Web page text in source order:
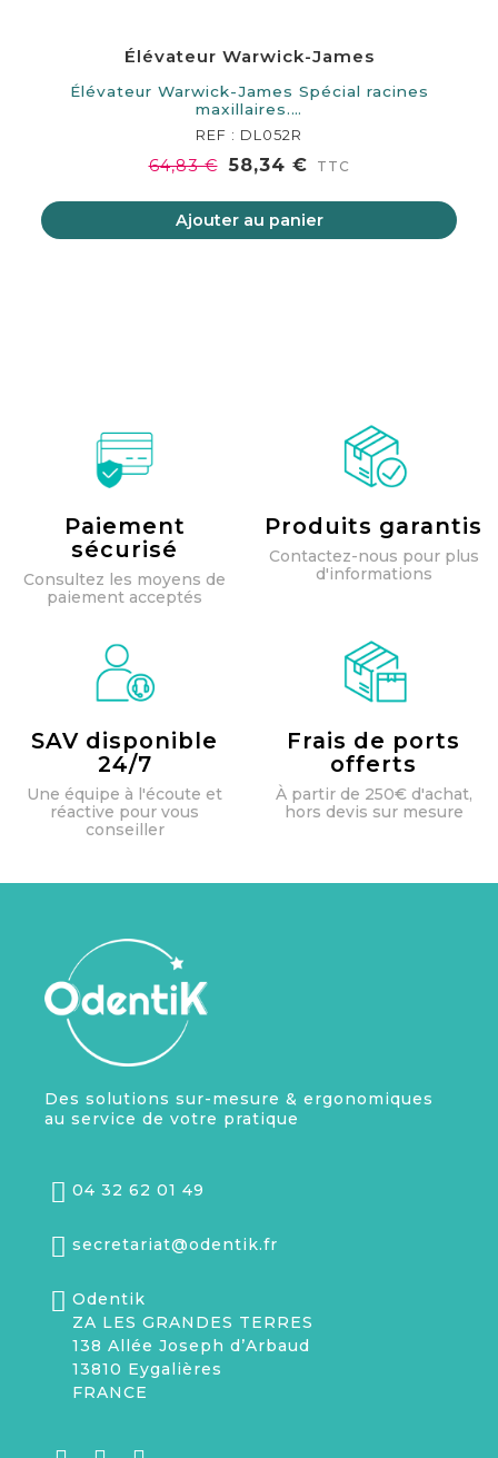
Élévateur Warwick-James
Élévateur Warwick-James Spécial racines
maxillaires.…
REF : DL052R
64,83 € 58,34 € TTC
Ajouter au panier
Paiement
sécurisé
Consultez les moyens de
paiement acceptés
Produits garantis
Contactez-nous pour plus
d'informations
SAV disponible
24/7
Une équipe à l'écoute et
réactive pour vous
conseiller
Frais de ports
offerts
À partir de 250€ d'achat,
hors devis sur mesure
Des solutions sur-mesure & ergonomiques
au service de votre pratique
04 32 62 01 49
secretariat@odentik.fr
Odentik
ZA LES GRANDES TERRES
138 Allée Joseph d’Arbaud
13810 Eygalières
FRANCE